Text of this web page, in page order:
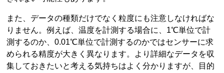
また、データの種類だけでなく粒度にも注意しなければな
りません。例えば、温度を計測する場合に、1℃単位で計
測するのか、0.01℃単位で計測するのかではセンサーに求
められる精度が大きく異なります。より詳細なデータを収
集しておきたいと考える気持ちはよく分かりますが、目的